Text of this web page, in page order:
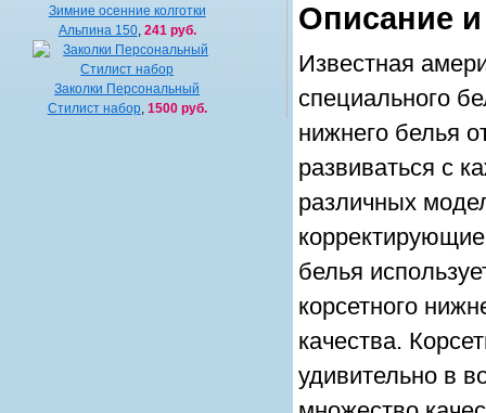
Зимние осенние колготки
Альпина 150, 241 руб.
Заколки Персональный
Стилист набор, 1500 руб.
Описание
Известная
специального
нижнего белья
развиваться с
различных
белья
корсетного
качества.
удивительно в